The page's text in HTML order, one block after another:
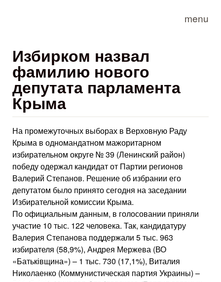
menu
Избирком назвал
фамилию нового
депутата парламента
Крыма
На промежуточных выборах в Верховную Раду
Крыма в одномандатном мажоритарном
избирательном округе № 39 (Ленинский район)
победу одержал кандидат от Партии регионов
Валерий Степанов. Решение об избрании его
депутатом было принято сегодня на заседании
Избирательной комиссии Крыма.
По официальным данным, в голосовании приняли
участие 10 тыс. 122 человека. Так, кандидатуру
Валерия Степанова поддержали 5 тыс. 963
избирателя (58,9%), Андрея Мержева (ВО
«Батьківщина») – 1 тыс. 730 (17,1%), Виталия
Николаенко (Коммунистическая партия Украины) –